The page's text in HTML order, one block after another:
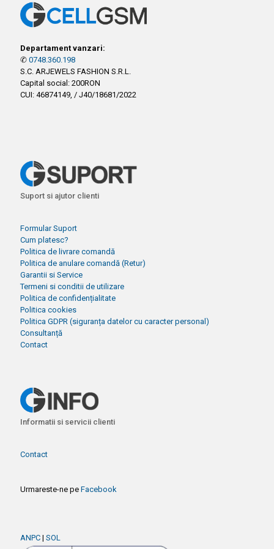
Departament vanzari:
✆ 0748.360.198
S.C. ARJEWELS FASHION S.R.L.
Capital social: 200RON
CUI: 46874149, / J40/18681/2022
Suport si ajutor clienti
Formular Suport
Cum platesc?
Politica de livrare comandă
Politica de anulare comandă (Retur)
Garantii si Service
Termeni si conditii de utilizare
Politica de confidențialitate
Politica cookies
Politica GDPR (siguranța datelor cu caracter personal)
Consultanță
Contact
Informatii si servicii clienti
Contact
Urmareste-ne pe Facebook
ANPC | SOL